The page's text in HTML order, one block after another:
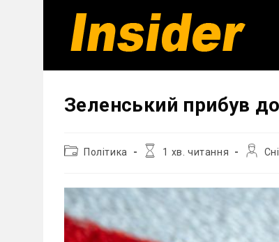
Зеленський прибув
Категорія
Політика
Час
1 хв. читання
Автор